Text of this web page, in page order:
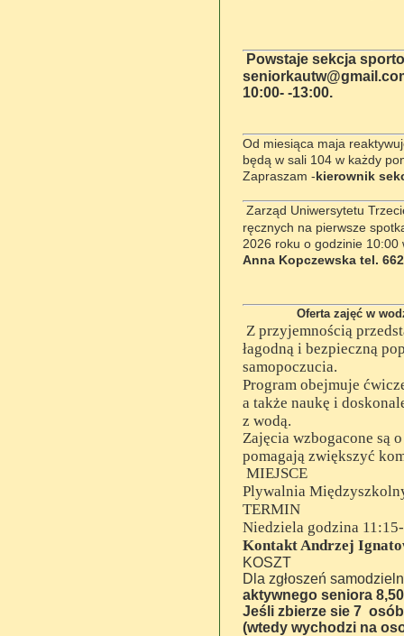
Powstaje sekcja
10:00- -13:00.
Od miesiąca maja
będą w sali 104 w każdy
Zapraszam -kierownik
Zarząd Uniwersytetu
ręcznych na pierwsze
2026 roku o godzinie 10:00
Anna Kopczewska tel.
Oferta zajęć w
Z przyjemnością
łagodną i bezpieczną
samopoczucia.
Program obejmuje
a także naukę i
z wodą.
Zajęcia wzbogacone są
pomagają zwiększyć
MIEJSCE
Plywalnia
TERMIN
Niedziela godzina
Kontakt Andrzej
KOSZT
Dla zgłoszeń
aktywnego seniora 8,50
Jeśli zbierze sie 7 osób
(wtedy wychodzi na